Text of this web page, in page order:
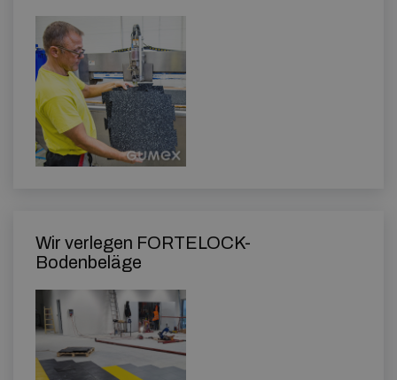
Wir verlegen FORTELOCK-
Bodenbeläge